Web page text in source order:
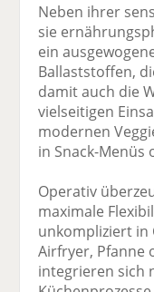
Neben ihrer
sie
ein
Ballaststoffen,
damit auch die
vielseitigen
modernen
in Snack-Menüs
Operativ
maximale
unkompliziert in
Airfryer, Pfanne
integrieren sich